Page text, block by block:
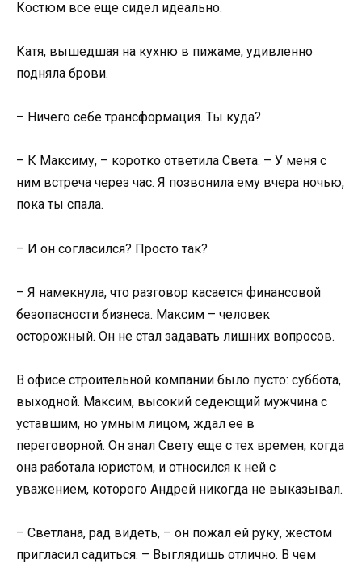
Костюм все еще сидел идеально.
Катя, вышедшая на кухню в пижаме, удивленно
подняла брови.
– Ничего себе трансформация. Ты куда?
– К Максиму, – коротко ответила Света. – У меня с
ним встреча через час. Я позвонила ему вчера ночью,
пока ты спала.
– И он согласился? Просто так?
– Я намекнула, что разговор касается финансовой
безопасности бизнеса. Максим – человек
осторожный. Он не стал задавать лишних вопросов.
В офисе строительной компании было пусто: суббота,
выходной. Максим, высокий седеющий мужчина с
уставшим, но умным лицом, ждал ее в
переговорной. Он знал Свету еще с тех времен, когда
она работала юристом, и относился к ней с
уважением, которого Андрей никогда не выказывал.
– Светлана, рад видеть, – он пожал ей руку, жестом
пригласил садиться. – Выглядишь отлично. В чем